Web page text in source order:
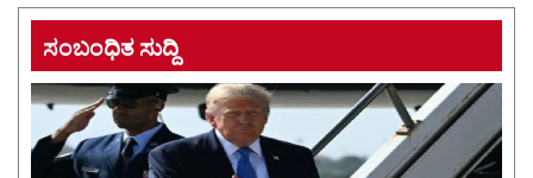
ಸಂಬಂಧಿತ ಸುದ್ದಿ